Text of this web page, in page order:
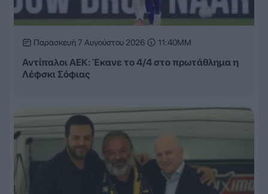
Παρασκευή 7 Αυγούστου 2026 11:40ΜΜ
Αντίπαλοι ΑΕΚ: Έκανε το 4/4 στο πρωτάθλημα η
Λέφσκι Σόφιας